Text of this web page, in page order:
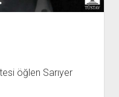
öğlen Sarıyer